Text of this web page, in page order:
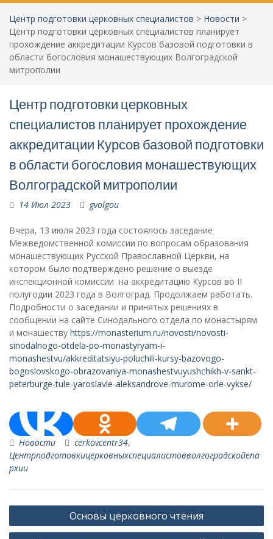
Центр подготовки церковных специалистов > Новости >
Центр подготовки церковных специалистов планирует
прохождение аккредитации Курсов базовой подготовки в
области богословия монашествующих Волгоградской
митрополии
Центр подготовки церковных
специалистов планирует прохождение
аккредитации Курсов базовой подготовки
в области богословия монашествующих
Волгоградской митрополии
14 Июл 2023 gvolgou
Вчера, 13 июля 2023 года состоялось заседание
Межведомственной комиссии по вопросам образования
монашествующих Русской Православной Церкви, на
котором было подтверждено решение о выезде
инспекционной комиссии на аккредитацию Курсов во II
полугодии 2023 года в Волгоград. Продолжаем работать.
Подробности о заседании и принятых решениях в
сообщении на сайте Синодального отдела по монастырям
и монашеству https://monasterium.ru/novosti/novosti-
sinodalnogo-otdela-po-monastyryam-i-
monashestvu/akkreditatsiyu-poluchili-kursy-bazovogo-
bogoslovskogo-obrazovaniya-monashestvuyushchikh-v-sankt-
peterburge-tule-yaroslavle-aleksandrove-murome-orle-vykse/
Новости cerkovcentr34,
Центрподготовкицерковныхспециалистовволгоградскойепа
рхии
Навигация
по
Основы церковного чтения